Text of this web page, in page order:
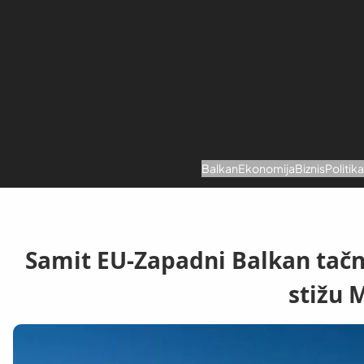
BalkanEkonomijaBiznisPolitika
Samit EU-Zapadni Balkan
stižu